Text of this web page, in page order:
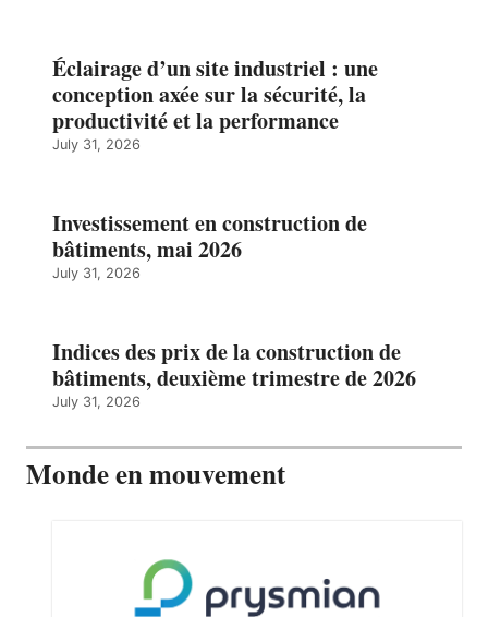
Éclairage d’un site industriel : une
conception axée sur la sécurité, la
productivité et la performance
July 31, 2026
Investissement en construction de
bâtiments, mai 2026
July 31, 2026
Indices des prix de la construction de
bâtiments, deuxième trimestre de 2026
July 31, 2026
Monde en mouvement